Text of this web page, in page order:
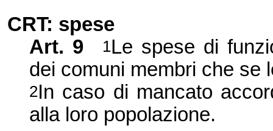
CRT: spese
Art. 9
1Le spese di
dei comuni membri che se
2In caso di mancato
alla loro popolazione.